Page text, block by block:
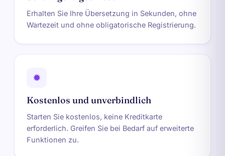
Erhalten Sie Ihre Übersetzung in Sekunden, ohne
Wartezeit und ohne obligatorische Registrierung.
✹
Kostenlos und unverbindlich
Starten Sie kostenlos, keine Kreditkarte
erforderlich. Greifen Sie bei Bedarf auf erweiterte
Funktionen zu.